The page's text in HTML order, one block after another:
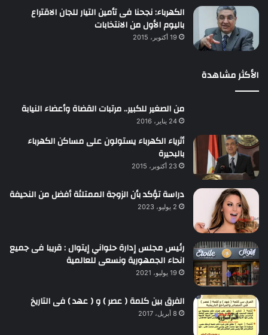
الكهرباء: نجحنا فى تأمين التيار للجان الاقتراع
باليوم الأول من الانتخابات
19 أكتوبر، 2015
الأكثر مشاهدة
من الصغير للكبير.. مرتبات القضاة وأعضاء النيابة
24 يناير، 2016
أثرياء الكهرباء يستولون على مساكن الكهرباء
بالبحيرة
23 أكتوبر، 2015
دراسة تؤكد بأن الزوجة الممتلئة أفضل من النحيفة
2 يوليو، 2023
رئيس مجلس إدارة حلواني إيتوال : قريبا فى جميع
انحاء الجمهورية ونسعى للعالمية
19 يوليو، 2021
الفرق بين كلمة ( عصر ) و ( عهد ) فى التاريخ
8 أبريل، 2017